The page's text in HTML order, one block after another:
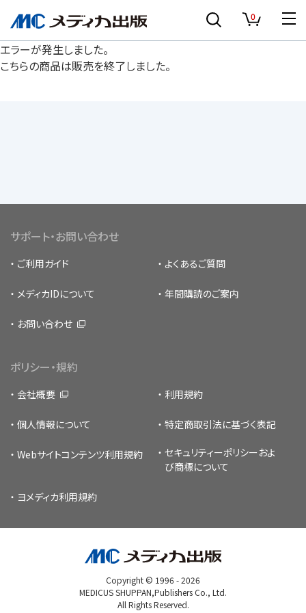
0
エラーが発生しました。
こちらの商品は販売を終了しました。
サポート・お問い合わせ
ご利用ガイド よくあるご質問
メディカIDについて 年間購読のご案内
お問い合わせ
ポリシー・規約
会社概要 利用規約
個人情報について 特定商取引法に基づく表記
Webサイトコンテンツ利用規約 セキュリティーポリシー およ
び商標について
ヨメディカ利用規約
Copyright © 1996 -2026
MEDICUS SHUPPAN,Publishers Co., Ltd.
All Rights Reserved.